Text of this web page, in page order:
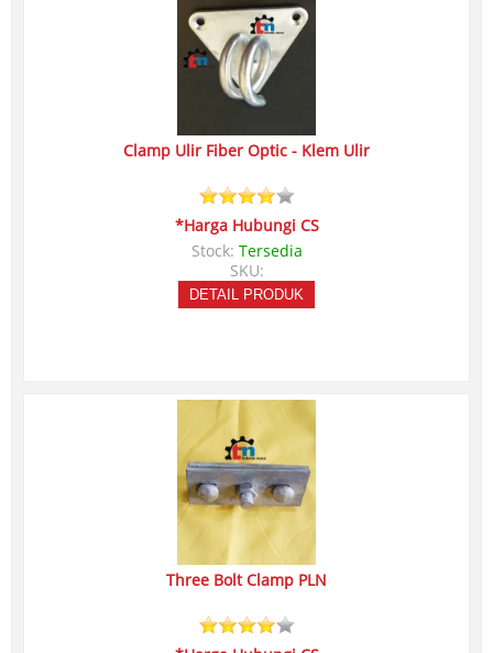
Clamp Ulir Fiber Optic - Klem Ulir
*Harga Hubungi CS
Stock: Tersedia
SKU:
DETAIL PRODUK
Three Bolt Clamp PLN